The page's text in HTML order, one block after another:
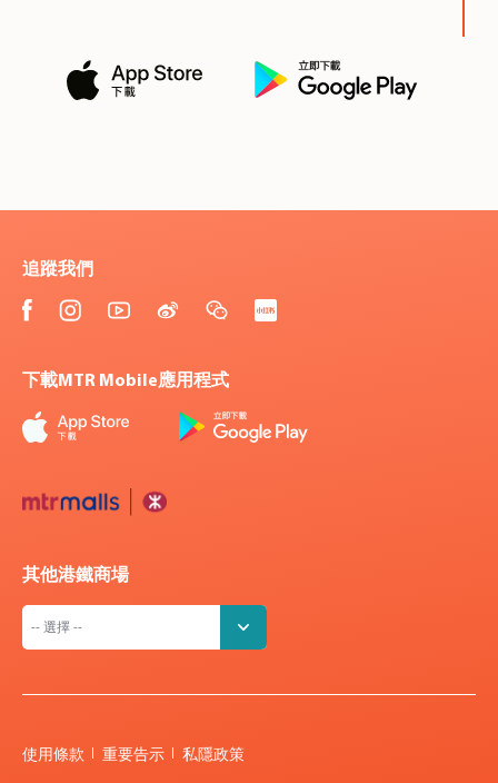
追蹤我們
下載MTR Mobile應用程式
其他港鐵商場
使用條款 重要告示 私隱政策